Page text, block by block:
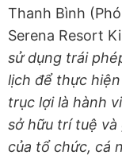
Thanh Bình
Serena Resort
sử dụng trái
lịch để thực
trục lợi là hành
sở hữu trí tuệ
của tổ chức, cá